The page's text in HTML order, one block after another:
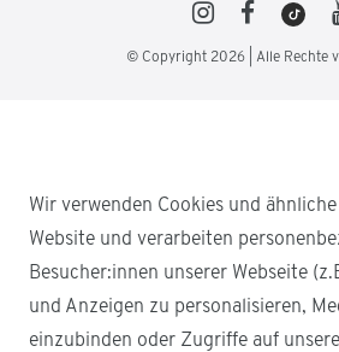
© Copyright 2026 | Alle Rechte
Wir verwenden Cookies und
Website und verarbeiten
Besucher:innen unserer Webseite
und Anzeigen zu personalisieren,
einzubinden oder Zugriffe auf